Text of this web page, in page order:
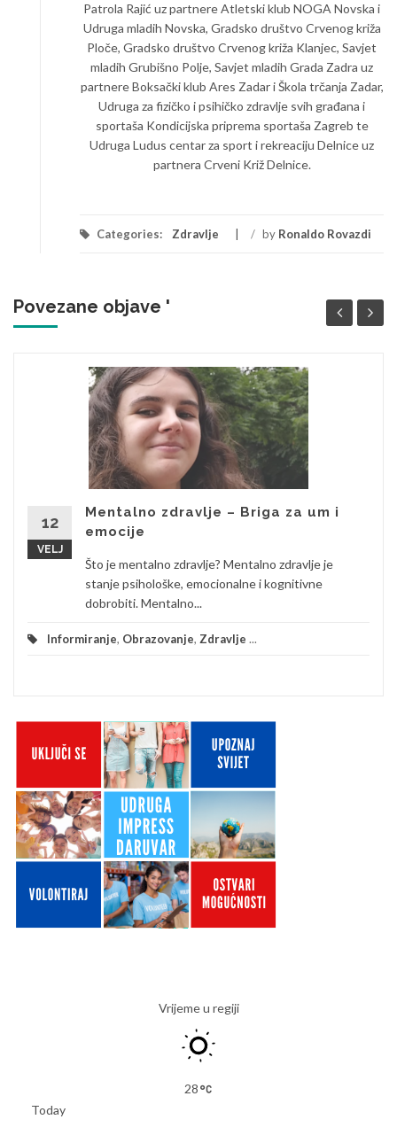
Patrola Rajić uz partnere Atletski klub NOGA Novska i
Udruga mladih Novska, Gradsko društvo Crvenog križa
Ploče, Gradsko društvo Crvenog križa Klanjec, Savjet
mladih Grubišno Polje, Savjet mladih Grada Zadra uz
partnere Boksački klub Ares Zadar i Škola trčanja Zadar,
Udruga za fizičko i psihičko zdravlje svih građana i
sportaša Kondicijska priprema sportaša Zagreb te
Udruga Ludus centar za sport i rekreaciju Delnice uz
partnera Crveni Križ Delnice.
Categories: Zdravlje / by Ronaldo Rovazdi
Povezane objave '
12
VELJ
Mentalno zdravlje – Briga za um i
emocije
Što je mentalno zdravlje? Mentalno zdravlje je
stanje psihološke, emocionalne i kognitivne
dobrobiti. Mentalno...
Informiranje, Obrazovanje, Zdravlje ...
Vrijeme u regiji
28
Today